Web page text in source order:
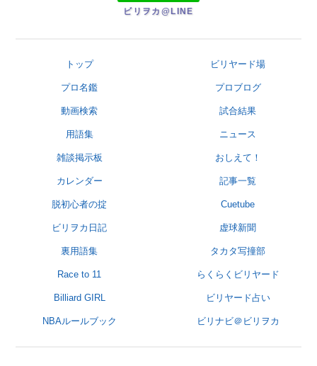
ビリヲカ@LINE
トップ ビリヤード場
プロ名鑑 プロブログ
動画検索 試合結果
用語集 ニュース
雑談掲示板 おしえて！
カレンダー 記事一覧
脱初心者の掟 Cuetube
ビリヲカ日記 虚球新聞
裏用語集 タカタ写撞部
Race to 11 らくらくビリヤード
Billiard GIRL ビリヤード占い
NBAルールブック ビリナビ＠ビリヲカ